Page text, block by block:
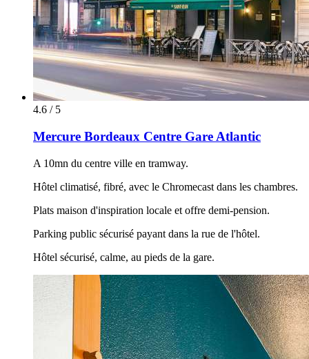
4.6 / 5
Mercure Bordeaux Centre Gare Atlantic
A 10mn du centre ville en tramway.
Hôtel climatisé, fibré, avec le Chromecast dans les chambres.
Plats maison d'inspiration locale et offre demi-pension.
Parking public sécurisé payant dans la rue de l'hôtel.
Hôtel sécurisé, calme, au pieds de la gare.